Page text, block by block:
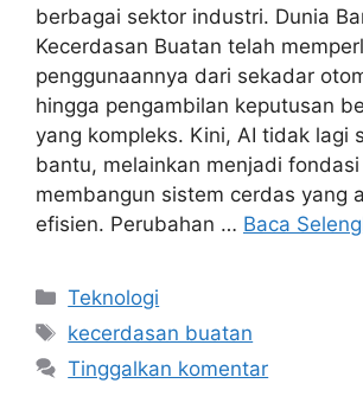
berbagai sektor industri. Dunia
Kecerdasan Buatan telah
penggunaannya dari sekadar
hingga pengambilan keputusan
yang kompleks. Kini, AI tidak lagi
bantu, melainkan menjadi
membangun sistem cerdas yang
efisien. Perubahan … Baca
Kategori
Teknologi
Tag
kecerdasan buatan
Tinggalkan komentar